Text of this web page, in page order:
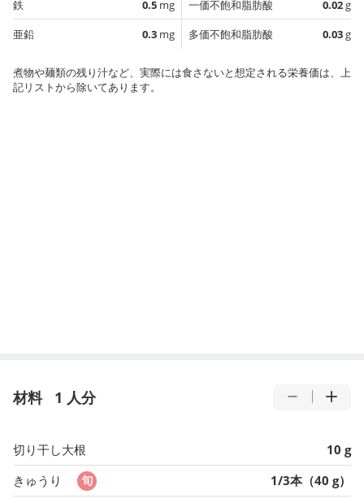
鉄
0.5 mg
亜鉛
0.3 mg
一価不飽和脂肪酸
0.02g
多価不飽和脂肪酸
0.03g
煮物や麺類の残り汁など、実際には食さないと想定される栄養価は、上
記リストから除いてあります。
材料 1 人分
切り干し大根
10 g
きゅうり
1/3本（40 g）